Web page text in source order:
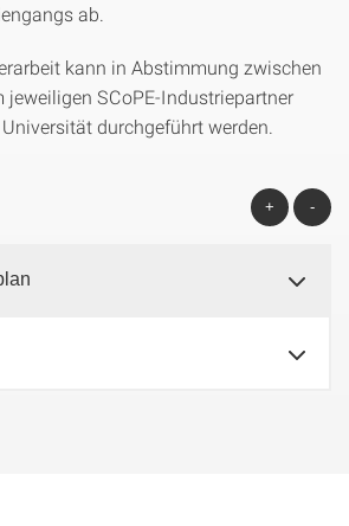
ab.
kann in Abstimmung zwischen
jeweiligen SCoPE-Industriepartner
durchgeführt werden.
+ -